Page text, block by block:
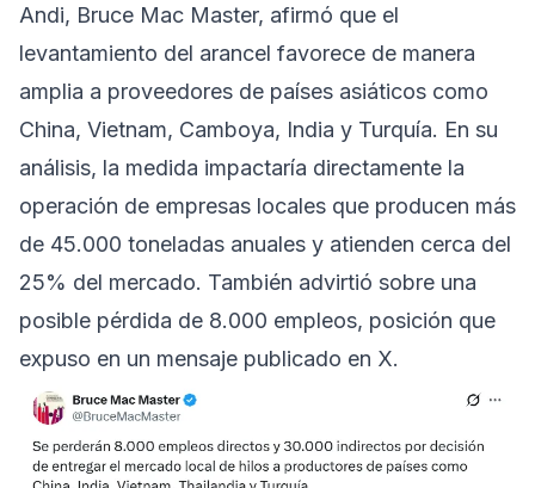
Andi, Bruce Mac Master, afirmó que el
levantamiento del arancel favorece de manera
amplia a proveedores de países asiáticos como
China, Vietnam, Camboya, India y Turquía. En su
análisis, la medida impactaría directamente la
operación de empresas locales que producen más
de 45.000 toneladas anuales y atienden cerca del
25% del mercado. También advirtió sobre una
posible pérdida de 8.000 empleos, posición que
expuso en un mensaje publicado en X.